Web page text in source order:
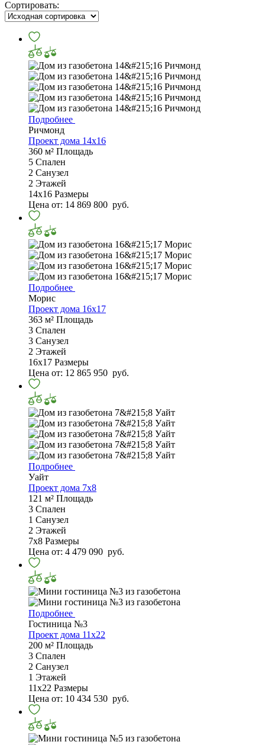
Сортировать:
Подробнее
Ричмонд
Проект дома 14х16
360 м² Площадь
5 Спален
2 Санузел
2 Этажей
14х16 Размеры
Цена от: 14 869 800 руб.
Подробнее
Морис
Проект дома 16х17
363 м² Площадь
3 Спален
3 Санузел
2 Этажей
16х17 Размеры
Цена от: 12 865 950 руб.
Подробнее
Уайт
Проект дома 7x8
121 м² Площадь
3 Спален
1 Санузел
2 Этажей
7x8 Размеры
Цена от: 4 479 090 руб.
Подробнее
Гостиница №3
Проект дома 11х22
200 м² Площадь
3 Спален
2 Санузел
1 Этажей
11х22 Размеры
Цена от: 10 434 530 руб.